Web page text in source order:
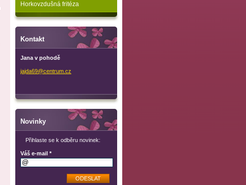
Horkovzdušná fritéza
Kontakt
Jana v pohodě
jajda69@centrum. cz
Novinky
Přihlaste se k odběru novinek:
Váš e-mail *